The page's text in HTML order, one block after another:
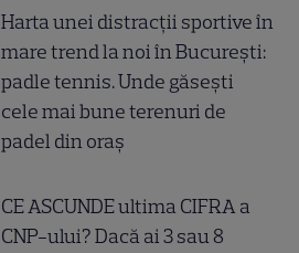
Harta unei distracții sportive în
mare trend la noi în București:
padle tennis. Unde găsești
cele mai bune terenuri de
padel din oraș
CE ASCUNDE ultima CIFRA a
CNP-ului? Dacă ai 3 sau 8